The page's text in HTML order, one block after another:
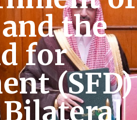
the
for
(SFD)